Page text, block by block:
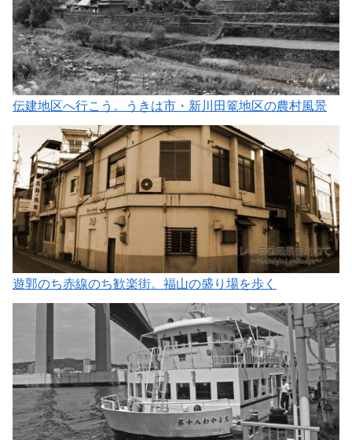
伝建地区へ行こう。うきは市・新川田篭地区の農村風景
遊郭のち赤線のち歓楽街。福山の盛り場を歩く